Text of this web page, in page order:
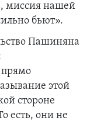
миссия нашей
бьют».
Пашиняна
этой
стороне
есть, они не